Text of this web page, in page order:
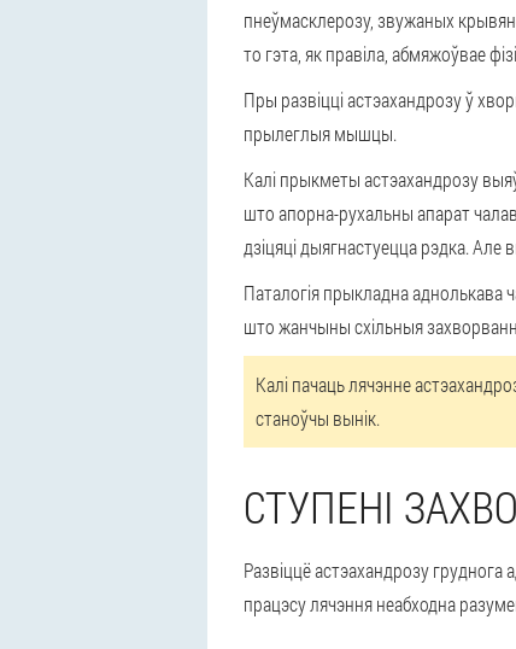
пнеўмасклерозу, звужаных
то гэта, як правіла, абмяжоўвае
Пры развіцці астэахандрозу ў
прылеглыя мышцы.
Калі прыкметы астэахандрозу
што апорна-рухальны апарат
дзіцяці дыягнастуецца рэдка.
Паталогія прыкладна аднолькава
што жанчыны схільныя
Калі пачаць лячэнне
станоўчы вынік.
СТУПЕНІ
Развіццё астэахандрозу груднога
працэсу лячэння неабходна